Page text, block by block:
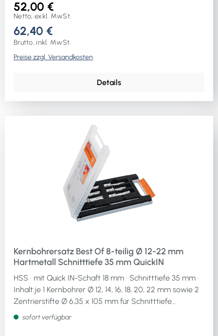
52,00 €
Netto, exkl. MwSt.
62,40 €
Brutto, inkl. MwSt.
Preise zzgl. Versandkosten
Details
Kernbohrersatz Best Of 8-teilig Ø 12-22 mm
Hartmetall Schnitttiefe 35 mm QuickIN
HSS · mit Quick IN-Schaft 18 mm · Schnitttiefe 35 mm ·
Inhalt:je 1 Kernbohrer Ø 12, 14, 16, 18, 20, 22 mm sowie 2
Zentrierstifte Ø 6,35 x 105 mm für Schnitttiefe
35 mmWeitere technische Eigenschaften:· Inhalt: 8-
sofort verfügbar